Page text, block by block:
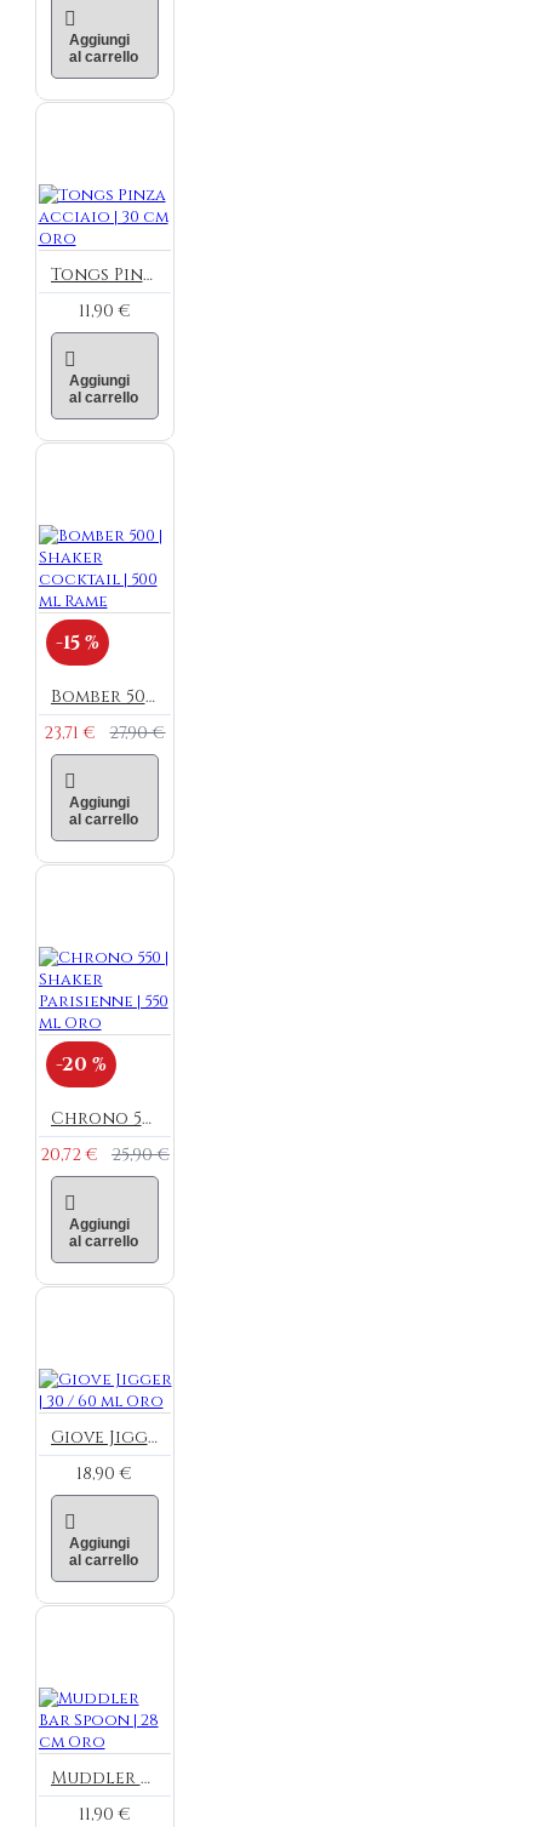
Aggiungi
al carrello
Tongs Pinza acciaio | 30 cm Oro
11,90 €
Aggiungi
al carrello
-15 %
Bomber 500 | Shaker cocktail | 500 ml Rame
23,71 €
27,90 €
Aggiungi
al carrello
-20 %
Chrono 550 | Shaker Parisienne | 550 ml Oro
20,72 €
25,90 €
Aggiungi
al carrello
Giove Jigger | 30 / 60 ml Oro
18,90 €
Aggiungi
al carrello
Muddler Bar Spoon | 28 cm Oro
11,90 €